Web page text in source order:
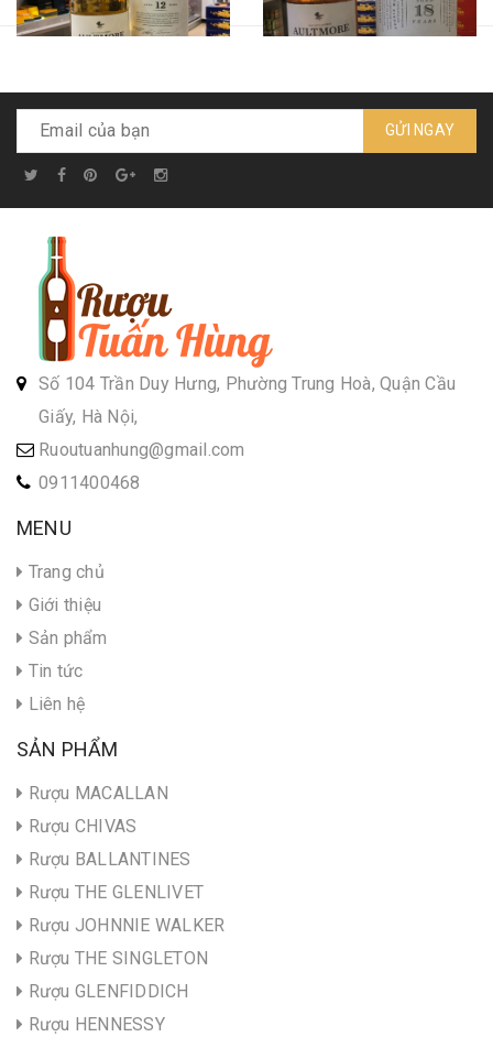
Aultmore 12- dung tích
GỬI NGAY
Số 104 Trần Duy Hưng, Phường Trung Hoà, Quận Cầu
Giấy, Hà Nội,
Ruoutuanhung@gmail.com
0911400468
MENU
Trang chủ
Giới thiệu
Sản phẩm
Tin tức
Liên hệ
SẢN PHẨM
Rượu MACALLAN
Rượu CHIVAS
Rượu BALLANTINES
Rượu THE GLENLIVET
Rượu JOHNNIE WALKER
Rượu THE SINGLETON
Rượu GLENFIDDICH
Rượu HENNESSY